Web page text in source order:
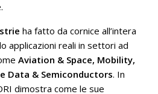
ha fatto da cornice all’intera
applicazioni reali in settori ad
Aviation & Space, Mobility,
Data & Semiconductors. In
dimostra come le sue